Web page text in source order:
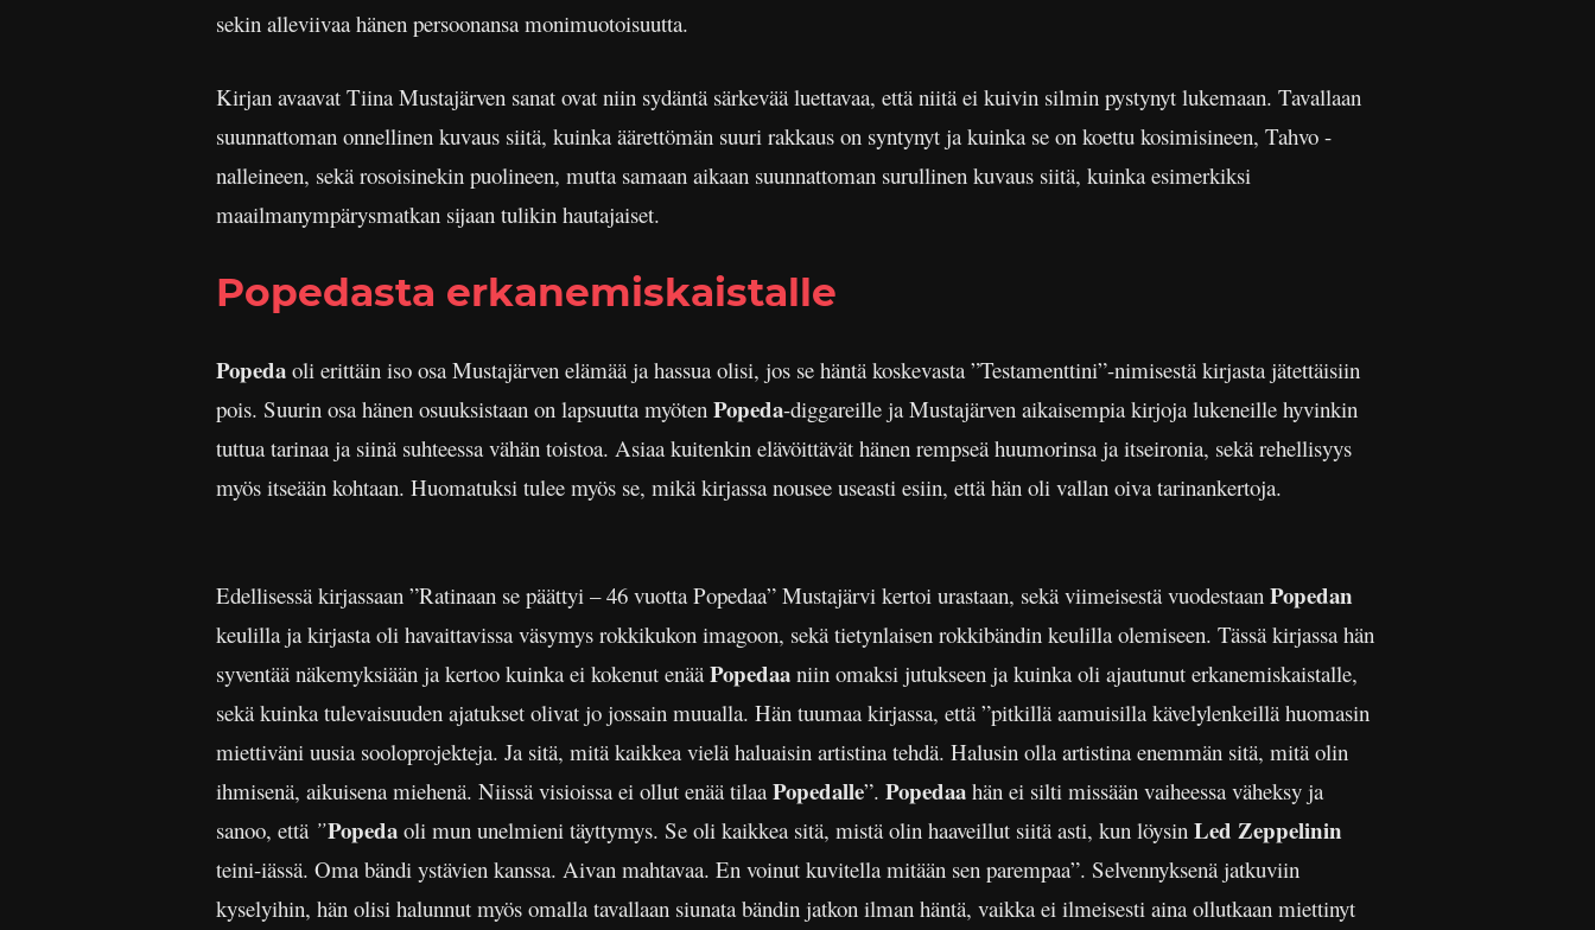
sekin alleviivaa hänen persoonansa monimuotoisuutta.
Kirjan avaavat Tiina Mustajärven sanat ovat niin sydäntä särkevää luettavaa, että niitä ei kuivin silmin pystynyt lukemaan. Tavallaan
suunnattoman onnellinen kuvaus siitä, kuinka äärettömän suuri rakkaus on syntynyt ja kuinka se on koettu kosimisineen, Tahvo -
nalleineen, sekä rosoisinekin puolineen, mutta samaan aikaan suunnattoman surullinen kuvaus siitä, kuinka esimerkiksi
maailmanympärysmatkan sijaan tulikin hautajaiset.
Popedasta erkanemiskaistalle
Popeda oli erittäin iso osa Mustajärven elämää ja hassua olisi, jos se häntä koskevasta ”Testamenttini”-nimisestä kirjasta jätettäisiin
pois. Suurin osa hänen osuuksistaan on lapsuutta myöten Popeda-diggareille ja Mustajärven aikaisempia kirjoja lukeneille hyvinkin
tuttua tarinaa ja siinä suhteessa vähän toistoa. Asiaa kuitenkin elävöittävät hänen rempseä huumorinsa ja itseironia, sekä rehellisyys
myös itseään kohtaan. Huomatuksi tulee myös se, mikä kirjassa nousee useasti esiin, että hän oli vallan oiva tarinankertoja.
Edellisessä kirjassaan ”Ratinaan se päättyi – 46 vuotta Popedaa” Mustajärvi kertoi urastaan, sekä viimeisestä vuodestaan Popedan
keulilla ja kirjasta oli havaittavissa väsymys rokkikukon imagoon, sekä tietynlaisen rokkibändin keulilla olemiseen. Tässä kirjassa hän
syventää näkemyksiään ja kertoo kuinka ei kokenut enääPopedaa niin omaksi jutukseen ja kuinka oli ajautunut erkanemiskaistalle,
sekä kuinka tulevaisuuden ajatukset olivat jo jossain muualla. Hän tuumaa kirjassa, että ”pitkillä aamuisilla kävelylenkeillä huomasin
miettiväni uusia sooloprojekteja. Ja sitä, mitä kaikkea vielä haluaisin artistina tehdä. Halusin olla artistina enemmän sitä, mitä olin
ihmisenä, aikuisena miehenä. Niissä visioissa ei ollut enää tilaaPopedalle”. Popedaa hän ei silti missään vaiheessa väheksy ja
sanoo, että ”Popeda oli mun unelmieni täyttymys. Se oli kaikkea sitä, mistä olin haaveillut siitä asti, kun löysin Led Zeppelinin
teini-iässä. Oma bändi ystävien kanssa. Aivan mahtavaa. En voinut kuvitella mitään sen parempaa”. Selvennyksenä jatkuviin
kyselyihin, hän olisi halunnut myös omalla tavallaan siunata bändin jatkon ilman häntä, vaikka ei ilmeisesti aina ollutkaan miettinyt